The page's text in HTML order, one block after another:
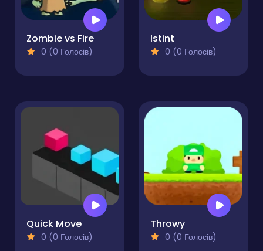
Zombie vs Fire
0 (0 Голосів)
Istint
0 (0 Голосів)
Quick Move
0 (0 Голосів)
Throwy
0 (0 Голосів)